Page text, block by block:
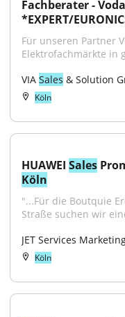
Fachberater -
*EXPERT/
Für unseren Partner
Elektrofachmärkte in
VIA Sales & Solution
Köln
HUAWEI Sales
Köln
"...Für die Boutquie
Straße suchen wir
JET Services
Köln